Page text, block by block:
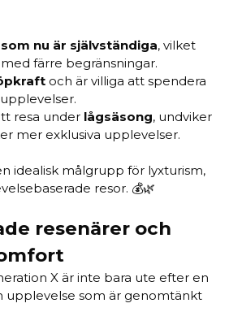
nu är självständiga, vilket
färre begränsningar.
och är villiga att spendera
resa under lågsäsong, undviker
mer exklusiva upplevelser.
idealisk målgrupp för lyxturism,
resor. 💰🌿
resenärer och
X är inte bara ute efter en
upplevelse som är genomtänkt